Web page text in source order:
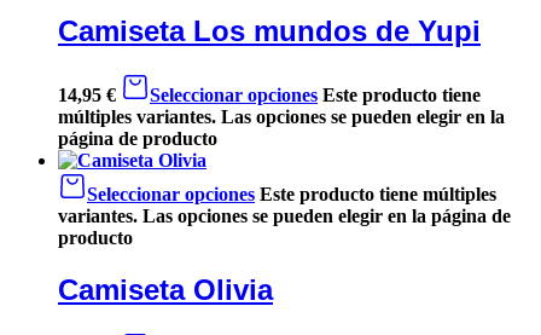
Camiseta Los mundos de Yupi
14,95 € Seleccionar opciones Este producto tiene
múltiples variantes. Las opciones se pueden elegir en la
página de producto
Seleccionar opciones Este producto tiene múltiples
variantes. Las opciones se pueden elegir en la página de
producto
Camiseta Olivia